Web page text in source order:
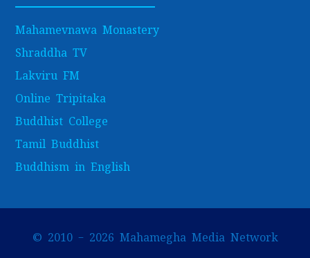
Mahamevnawa Monastery
Shraddha TV
Lakviru FM
Online Tripitaka
Buddhist College
Tamil Buddhist
Buddhism in English
© 2010 – 2026 Mahamegha Media Network